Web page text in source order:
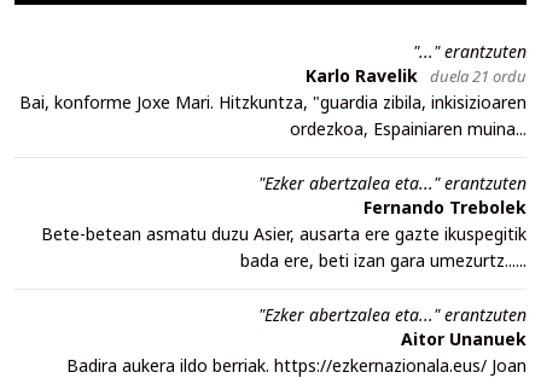
"..." erantzuten
Karlo Ravelik duela 21 ordu
Bai, konforme Joxe Mari. Hitzkuntza, "guardia zibila, inkisizioaren
ordezkoa, Espainiaren muina...
"Ezker abertzalea eta..." erantzuten
Fernando Trebolek
Bete-betean asmatu duzu Asier, ausarta ere gazte ikuspegitik
bada ere, beti izan gara umezurtz......
"Ezker abertzalea eta..." erantzuten
Aitor Unanuek
Badira aukera ildo berriak. https://ezkernazionala.eus/ Joan